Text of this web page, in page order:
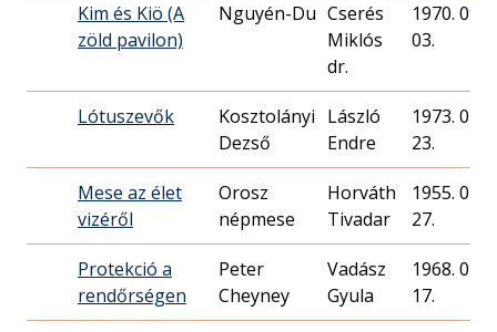
Kim és Kiö (A
zöld pavilon)
Nguyén-Du Cserés
Miklós
dr.
1970. 09.
03.
Lótuszevők
Kosztolányi
Dezső
László
Endre
1973. 04.
23.
Mese az élet
vizéről
Orosz
népmese
Horváth
Tivadar
1955. 02.
27.
Protekció a
rendőrségen
Peter
Cheyney
Vadász
Gyula
1968. 02.
17.